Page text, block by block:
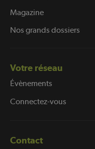
Magazine
Nos grands dossiers
Votre réseau
Évènements
Connectez-vous
Contact